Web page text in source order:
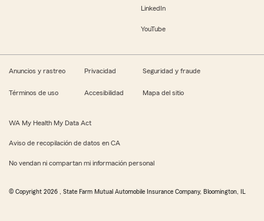
LinkedIn
YouTube
Anuncios y rastreo Privacidad Seguridad y fraude
Términos de uso Accesibilidad Mapa del sitio
WA My Health My Data Act
Aviso de recopilación de datos en CA
No vendan ni compartan mi información personal
© Copyright 2026 , State Farm Mutual Automobile Insurance Company, Bloomington, IL